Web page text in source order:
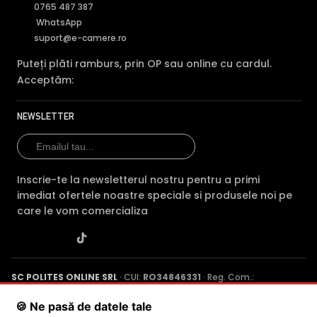
Imou IPC-S7CP-
produs)
IMOU
Vedere
noaptea
Audio mic + difuzor
Conectivitate
Slot card SD Da
Da
Tehnologie
IP
0765 487 387
WhatsApp
suport@e-camere.ro
Puteți plăti ramburs, prin OP sau online cu cardul.
Acceptăm:
NEWSLETTER
Inscrie-te la newsletterul nostru pentru a primi
imediat ofertele noastre speciale si produsele noi pe
care le vom comercializa
SC POLITES ONLINE SRL · CUI: RO34846331 · Reg. Com.:
Poenaru, Nr. 1, Craiova, Jud. Dolj ·
🍪 Ne pasă de datele tale